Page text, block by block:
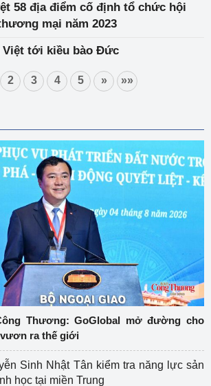
58 địa điểm cố định tổ chức hội
mại năm 2023
Việt tới kiều bào Đức
2 3 4 5 » »»
Thương: GoGlobal mở đường cho
ra thế giới
Sinh Nhật Tân kiểm tra năng lực sản
học tại miền Trung